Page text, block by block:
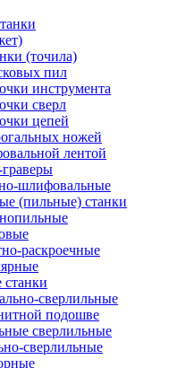
(точила)
пил
инструмента
сверл
цепей
ножей
лентой
шлифовальные
(пильные) станки
раскроечные
сверлильные
подошве
сверлильные
сверлильные